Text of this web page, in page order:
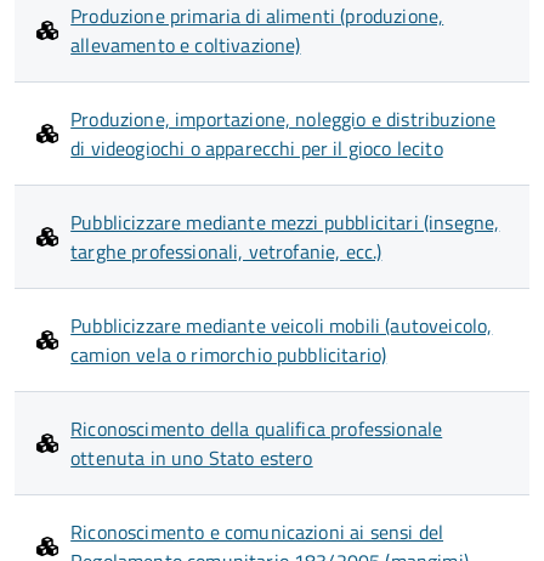
Produzione primaria di alimenti (produzione,
allevamento e coltivazione)
Produzione, importazione, noleggio e distribuzione
di videogiochi o apparecchi per il gioco lecito
Pubblicizzare mediante mezzi pubblicitari (insegne,
targhe professionali, vetrofanie, ecc.)
Pubblicizzare mediante veicoli mobili (autoveicolo,
camion vela o rimorchio pubblicitario)
Riconoscimento della qualifica professionale
ottenuta in uno Stato estero
Riconoscimento e comunicazioni ai sensi del